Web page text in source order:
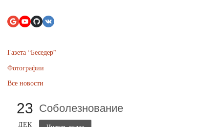
Газета “Беседер”
Фотографии
Все новости
23
ДЕК
Соболезнование